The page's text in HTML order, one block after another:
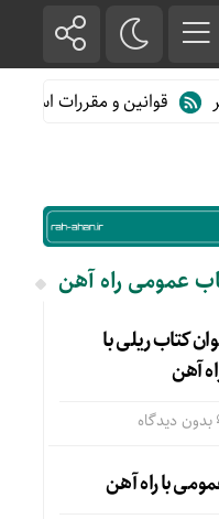
قوانین و مقررات استفاده
عمومی راه آهن
از ۹ عنوان کتاب ریلی با
آهن
بدون دیدگاه
با راه آهن